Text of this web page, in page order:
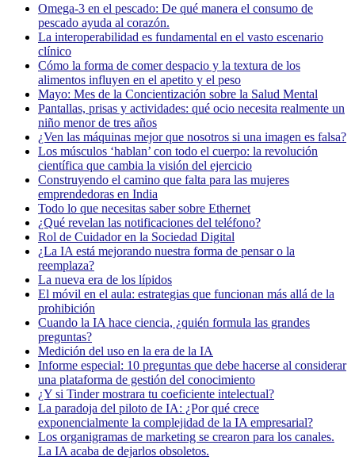
Omega-3 en el pescado: De qué manera el consumo de
pescado ayuda al corazón.
La interoperabilidad es fundamental en el vasto escenario
clínico
Cómo la forma de comer despacio y la textura de los
alimentos influyen en el apetito y el peso
Mayo: Mes de la Concientización sobre la Salud Mental
Pantallas, prisas y actividades: qué ocio necesita realmente un
niño menor de tres años
¿Ven las máquinas mejor que nosotros si una imagen es falsa?
Los músculos ‘hablan’ con todo el cuerpo: la revolución
científica que cambia la visión del ejercicio
Construyendo el camino que falta para las mujeres
emprendedoras en India
Todo lo que necesitas saber sobre Ethernet
¿Qué revelan las notificaciones del teléfono?
Rol de Cuidador en la Sociedad Digital
¿La IA está mejorando nuestra forma de pensar o la
reemplaza?
La nueva era de los lípidos
El móvil en el aula: estrategias que funcionan más allá de la
prohibición
Cuando la IA hace ciencia, ¿quién formula las grandes
preguntas?
Medición del uso en la era de la IA
Informe especial: 10 preguntas que debe hacerse al considerar
una plataforma de gestión del conocimiento
¿Y si Tinder mostrara tu coeficiente intelectual?
La paradoja del piloto de IA: ¿Por qué crece
exponencialmente la complejidad de la IA empresarial?
Los organigramas de marketing se crearon para los canales.
La IA acaba de dejarlos obsoletos.